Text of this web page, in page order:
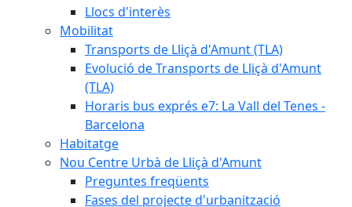
Llocs d'interès
Mobilitat
Transports de Lliçà d'Amunt (TLA)
Evolució de Transports de Lliçà d'Amunt
(TLA)
Horaris bus exprés e7: La Vall del Tenes -
Barcelona
Habitatge
Nou Centre Urbà de Lliçà d'Amunt
Preguntes freqüents
Fases del projecte d'urbanització